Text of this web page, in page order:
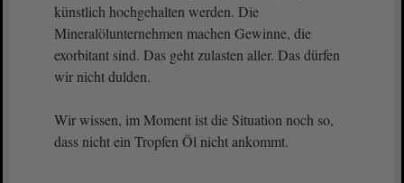
künstlich hochgehalten werden. Die
Mineralölunternehmen machen Gewinne, die
exorbitant sind. Das geht zulasten aller. Das dürfen
wir nicht dulden.
Wir wissen, im Moment ist die Situation noch so,
dass nicht ein Tropfen Öl nicht ankommt.